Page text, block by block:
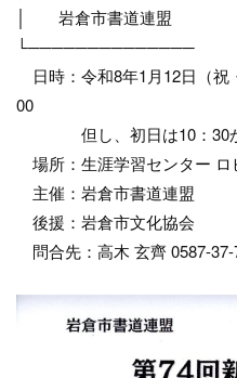
│ 岩倉市書道連盟
└──────────────
日時：令和8年1月12日（祝
00
但し、初日は10：30か
場所：生涯学習センター ロ
主催：岩倉市書道連盟
後援：岩倉市文化協会
問合先：高木 玄齊 0587-37-